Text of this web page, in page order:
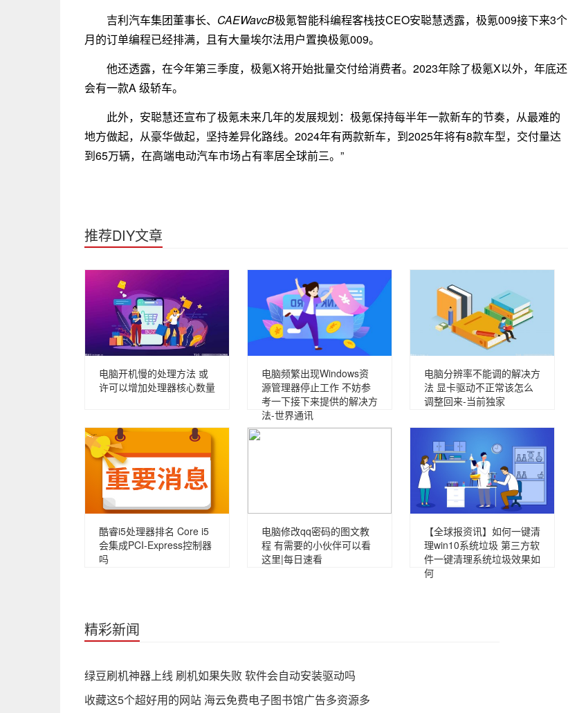
吉利汽车集团董事长、 CAEWavcB极氪智能科编程客栈技CEO安聪慧透露，极氪009接下来3个
月的订单编程已经排满，且有大量埃尔法用户置换极氪009。
他还透露，在今年第三季度，极氪X将开始批量交付给消费者。2023年除了极氪X以外，年底还
会有一款A 级轿车。
此外，安聪慧还宣布了极氪未来几年的发展规划：极氪保持每半年一款新车的节奏，从最难的
地方做起，从豪华做起，坚持差异化路线。2024年有两款新车，到2025年将有8款车型，交付量达
到65万辆，在高端电动汽车市场占有率居全球前三。”
推荐DIY文章
电脑开机慢的处理方法 或
许可以增加处理器核心数量
电脑频繁出现Windows资
源管理器停止工作 不妨参
考一下接下来提供的解决方
法-世界通讯
电脑分辨率不能调的解决方
法 显卡驱动不正常该怎么
调整回来-当前独家
酷睿i5处理器排名 Core i5
会集成PCI-Express控制器
吗
电脑修改qq密码的图文教
程 有需要的小伙伴可以看
这里|每日速看
【全球报资讯】如何一键清
理win10系统垃圾 第三方软
件一键清理系统垃圾效果如
何
精彩新闻
绿豆刷机神器上线 刷机如果失败 软件会自动安装驱动吗
收藏这5个超好用的网站 海云免费电子图书馆广告多资源多